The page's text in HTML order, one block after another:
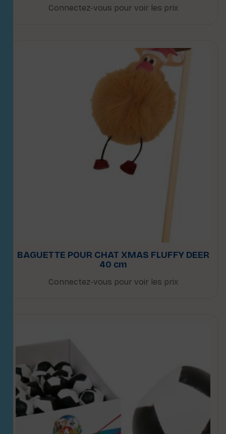
Connectez-vous pour voir les prix
BAGUETTE POUR CHAT XMAS FLUFFY DEER
40 cm
Connectez-vous pour voir les prix